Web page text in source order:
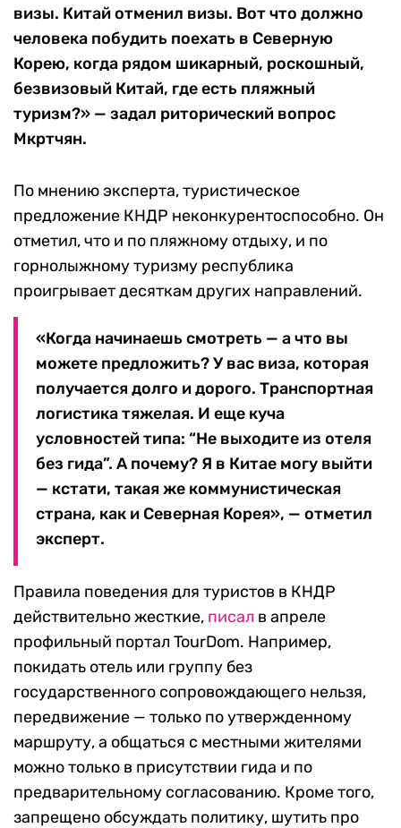
визы. Китай отменил визы. Вот что должно
человека побудить поехать в Северную
Корею, когда рядом шикарный, роскошный,
безвизовый Китай, где есть пляжный
туризм?» — задал риторический вопрос
Мкртчян.
По мнению эксперта, туристическое
предложение КНДР неконкурентоспособно. Он
отметил, что и по пляжному отдыху, и по
горнолыжному туризму республика
проигрывает десяткам других направлений.
«Когда начинаешь смотреть — а что вы
можете предложить? У вас виза, которая
получается долго и дорого. Транспортная
логистика тяжелая. И еще куча
условностей типа: “Не выходите из отеля
без гида”. А почему? Я в Китае могу выйти
— кстати, такая же коммунистическая
страна, как и Северная Корея», — отметил
эксперт.
Правила поведения для туристов в КНДР
действительно жесткие, писал в апреле
профильный портал TourDom. Например,
покидать отель или группу без
государственного сопровождающего нельзя,
передвижение — только по утвержденному
маршруту, а общаться с местными жителями
можно только в присутствии гида и по
предварительному согласованию. Кроме того,
запрещено обсуждать политику, шутить про